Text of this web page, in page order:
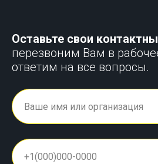
Оставьте свои
перезвоним Вам в
ответим на все вопросы.